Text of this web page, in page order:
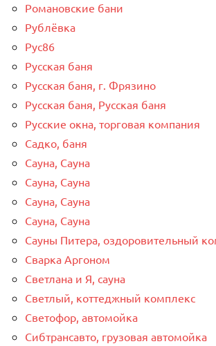
Романовские бани
Рублёвка
Рус86
Русская баня
Русская баня, г. Фрязино
Русская баня, Русская баня
Русские окна, торговая компания
Садко, баня
Сауна, Сауна
Сауна, Сауна
Сауна, Сауна
Сауна, Сауна
Сауны Питера, оздоровительный
Сварка Аргоном
Светлана и Я, сауна
Светлый, коттеджный комплекс
Светофор, автомойка
Сибтрансавто, грузовая автомойка